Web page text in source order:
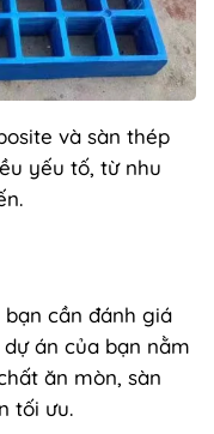
và sàn thép
yếu tố, từ nhu
cần đánh giá
án của bạn nằm
ăn mòn, sàn
tối ưu.